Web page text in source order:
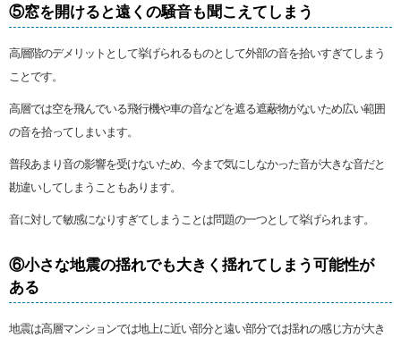
⑤窓を開けると遠くの騒音も聞こえてしまう
高層階のデメリットとして挙げられるものとして外部の音を拾いすぎてしまう
ことです。
高層では空を飛んでいる飛行機や車の音などを遮る遮蔽物がないため広い範囲
の音を拾ってしまいます。
普段あまり音の影響を受けないため、今まで気にしなかった音が大きな音だと
勘違いしてしまうこともあります。
音に対して敏感になりすぎてしまうことは問題の一つとして挙げられます。
⑥小さな地震の揺れでも大きく揺れてしまう可能性が
ある
地震は高層マンションでは地上に近い部分と遠い部分では揺れの感じ方が大き